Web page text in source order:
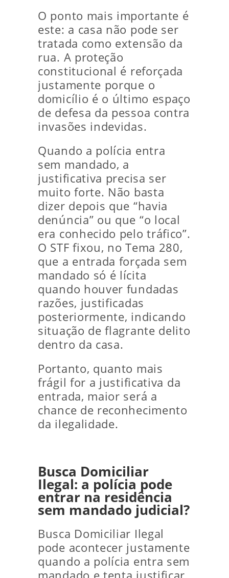
O ponto mais importante é
este: a casa não pode ser
tratada como extensão da
rua. A proteção
constitucional é reforçada
justamente porque o
domicílio é o último espaço
de defesa da pessoa contra
invasões indevidas.
Quando a polícia entra
sem mandado, a
justificativa precisa ser
muito forte. Não basta
dizer depois que “havia
denúncia” ou que “o local
era conhecido pelo tráfico”.
O STF fixou, no Tema 280,
que a entrada forçada sem
mandado só é lícita
quando houver fundadas
razões, justificadas
posteriormente, indicando
situação de flagrante delito
dentro da casa.
Portanto, quanto mais
frágil for a justificativa da
entrada, maior será a
chance de reconhecimento
da ilegalidade.
Busca Domiciliar
Ilegal: a polícia pode
entrar na residência
sem mandado judicial?
Busca Domiciliar Ilegal
pode acontecer justamente
quando a polícia entra sem